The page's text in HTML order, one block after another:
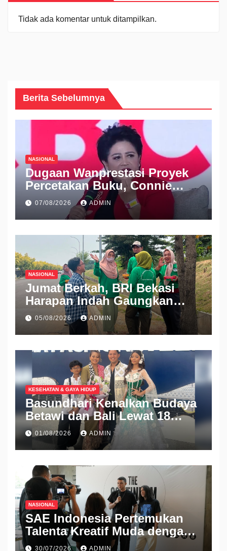
Tidak ada komentar untuk ditampilkan.
Berita Sebelumnya
NASIONAL
Dugaan Wanprestasi Proyek
Percetakan Buku, Connie
Rahakundini Bakrie Digugat
ke PN Cibinong
07/08/2026 ADMIN
NASIONAL
Jumat Berkah, BRI Bekasi
Harapan Indah Gaungkan
Semangat Berbagi
05/08/2026 ADMIN
KESEHATAN & GAYA HIDUP
Basundhari Kenalkan Budaya
Betawi dan Bali Lewat 18
Koleksi Ready to Wear di IFW
2026
01/08/2026 ADMIN
NASIONAL
SAE Indonesia Pertemukan
Talenta Kreatif Muda dengan
Industri Lewat Pameran THE
30/07/2026 ADMIN